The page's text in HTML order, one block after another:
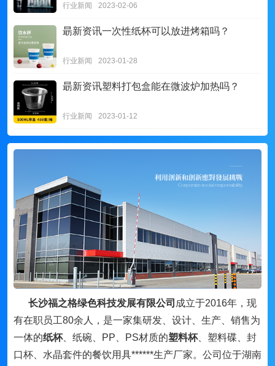
行业新闻 2023-02-06
朂新资讯一次性纸杯可以放进烤箱吗？
行业新闻 2023-01-28
朂新资讯塑料打包盒能在微波炉加热吗？
行业新闻 2023-01-12
长沙福之格绿色科技发展有限公司 成立于2016年，现
有在职员工80余人，是一家集研发、设计、生产、销售为
一体的纸杯、纸碗、PP、PS材质的塑料杯、塑料碟、封
口杯、水晶套件的餐饮用具******生产厂家。公司位于湖南